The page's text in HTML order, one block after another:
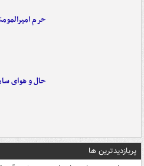
حرم
حال و هوای
پربازدیدترین ها